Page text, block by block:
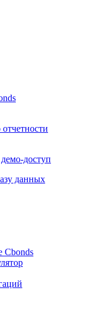
демо-доступ
данных
Cbonds